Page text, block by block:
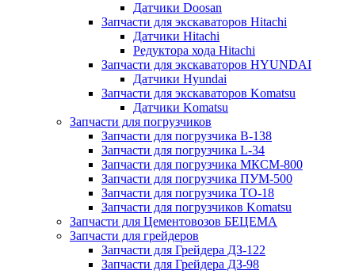
Датчики Doosan
Запчасти для экскаваторов Hitachi
Датчики Hitachi
Редуктора хода Hitachi
Запчасти для экскаваторов HYUNDAI
Датчики Hyundai
Запчасти для экскаваторов Komatsu
Датчики Komatsu
Запчасти для погрузчиков
Запчасти для погрузчика B-138
Запчасти для погрузчика L-34
Запчасти для погрузчика МКСМ-800
Запчасти для погрузчика ПУМ-500
Запчасти для погрузчика ТО-18
Запчасти для погрузчиков Komatsu
Запчасти для Цементовозов БЕЦЕМА
Запчасти для грейдеров
Запчасти для Грейдера ДЗ-122
Запчасти для Грейдера ДЗ-98